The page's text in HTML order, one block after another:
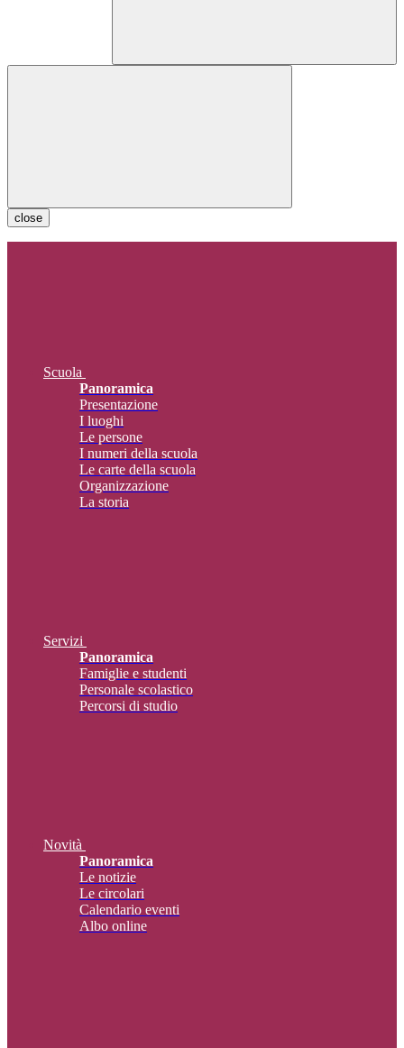
close
Scuola
Panoramica
Presentazione
I luoghi
Le persone
I numeri della scuola
Le carte della scuola
Organizzazione
La storia
Servizi
Panoramica
Famiglie e studenti
Personale scolastico
Percorsi di studio
Novità
Panoramica
Le notizie
Le circolari
Calendario eventi
Albo online